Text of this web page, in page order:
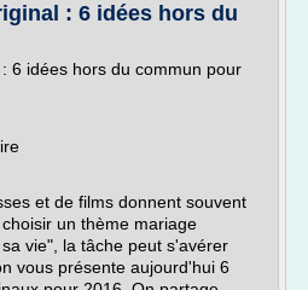
: 6 idées hors du
6 idées hors du commun pour
et de films donnent souvent
un thème mariage
vie", la tâche peut s'avérer
vous présente aujourd'hui 6